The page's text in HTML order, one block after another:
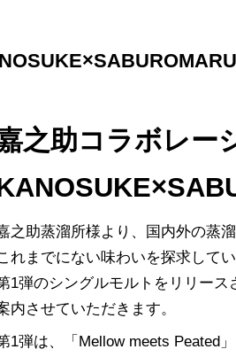
之助コラボレー
之助蒸溜所様より、国内外の蒸
れまでにない味わいを探求して
1弾のシングルモルトをリリー
内させていただきます。
1弾は、「Mellow meets Peated